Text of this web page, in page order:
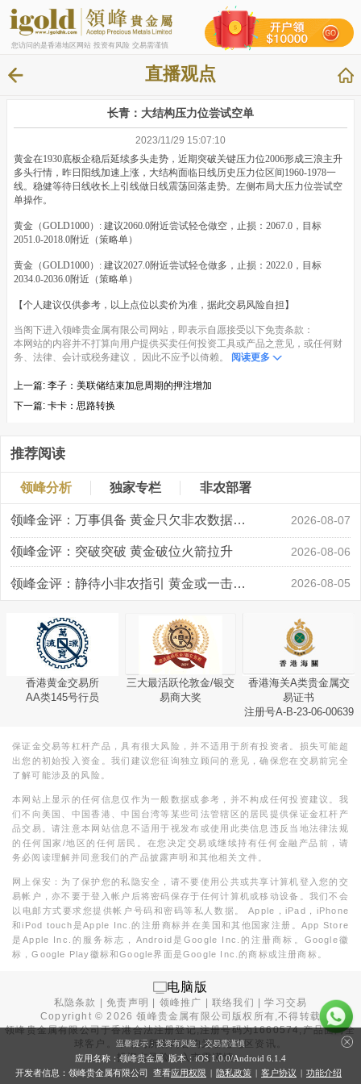
您访问的是香港地区网站 投资有风险 交易需谨慎
直播观点
长青：大结构压力位尝试空单
2023/11/29 15:07:10
黄金在1930底板企稳后延续多头走势，近期突破关键压力位2006形成三浪主升
多头行情，昨日阳线加速上涨，大结构面临日线历史压力位区间1960-1978一
线。稳健等待日线收长上引线做日线震荡回落走势。左侧布局大压力位尝试空
单操作。
黄金（GOLD1000）: 建议2060.0附近尝试轻仓做空，止损：2067.0，目标
2051.0-2018.0附近（策略单）
黄金（GOLD1000）: 建议2027.0附近尝试轻仓做多，止损：2022.0，目标
2034.0-2036.0附近（策略单）
【个人建议仅供参考，以上点位以卖价为准，据此交易风险自担】
当阁下进入领峰贵金属有限公司网站，即表示自愿接受以下免责条款：
本网站的内容并不打算向用户提供买卖任何投资工具或产品之意见，或任何财
务、法律、会计或税务建议， 因此不应予以倚赖。
阅读更多
上一篇: 李子：美联储结束加息周期的押注增加
下一篇: 卡卡：思路转换
推荐阅读
领峰分析 独家专栏 非农部署
领峰金评：万事俱备 黄金只欠非农数据“东风” 2026-08-07
领峰金评：突破突破 黄金破位火箭拉升 2026-08-06
领峰金评：静待小非农指引 黄金或一击破局 2026-08-05
香港黄金交易所
AA类145号行员
三大最活跃伦敦金/银交
易商大奖
香港海关A类贵金属交
易证书
注册号A-B-23-06-00639
保证金交易等杠杆产品，具有很大风险，并不适用于所有投资者。损失可能超
出您的初始投入资金。我们建议您征询独立顾问的意见，确保您在交易前完全
了解可能涉及的风险。
本网站上显示的任何信息仅作为一般数据或参考，并不构成任何投资建议。我
们不向美国、中国香港、中国台湾等某些司法管辖区的居民提供保证金杠杆产
品交易。请注意本网站信息不适用于视发布或使用此类信息违反当地法律法规
的任何国家/地区的任何居民。在您决定交易或继续持有任何金融产品前，请
务必阅读理解并同意我们的产品披露声明和其他相关文件。
网上保安：为了保护您的私隐安全，请不要使用公共或共享计算机登入您的交
易帐户，亦不要于登入帐户后将密码保存于任何计算机或移动设备。我们不会
以电邮方式要求您提供帐户号码和密码等私人数据。 Apple，iPad，iPhone
和iPod touch是Apple Inc.的注册商标并在美国和其他国家注册。App Store
是Apple Inc.的服务标志，Android是Google Inc.的注册商标。Google徽
标，Google Play徽标和Google界面是Google Inc.的商标或注册商标。
电脑版
私隐条款 |免责声明 领峰推广 |联络我们 |学习交易
Copyright ©2026 领峰贵金属有限公司版权所有,不得转载
领峰贵金属有限公司于香港合法注册登记,注册号码为1660574,产品面向全
球客户。本站内所有内容均为香港地区资讯。
投资有风险，入市需谨慎。
温馨提示：投资有风险，交易需谨慎
应用名称：领峰贵金属 版本：iOS 1.0.0/Android 6.1.4
开发者信息：领峰贵金属有限公司 查看应用权限 | 隐私政策 | 客户协议 | 功能介绍